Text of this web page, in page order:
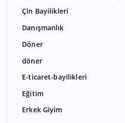
Çin Bayilikleri
Danışmanlık
Döner
döner
E-ticaret-bayilikleri
Eğitim
Erkek Giyim